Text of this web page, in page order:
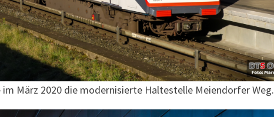
März 2020 die modernisierte Haltestelle Meiendorfer Weg.